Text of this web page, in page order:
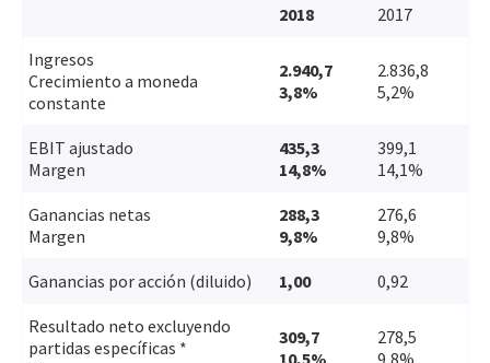
2018
2017
Ingresos
Crecimiento a moneda
constante
2.940,7
3,8%
2.836,8
5,2%
EBIT ajustado
Margen
435,3
14,8%
399,1
14,1%
Ganancias netas
Margen
288,3
9,8%
276,6
9,8%
Ganancias por acción (diluido) 1,00 0,92
Resultado neto excluyendo
partidas específicas *
309,7
10,5%
278,5
9,8%